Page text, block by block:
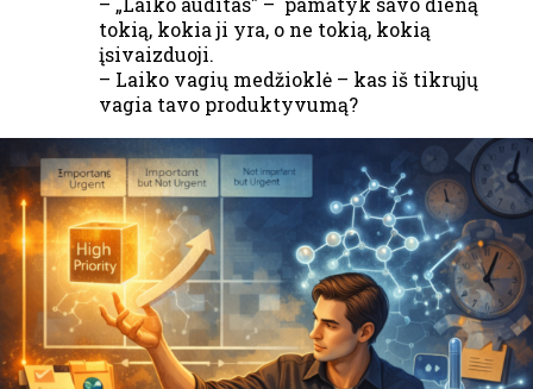
tokią, kokia ji yra, o ne tokią, kokią
įsivaizduoji.
– Laiko vagių medžioklė – kas iš tikrųjų
vagia tavo produktyvumą?